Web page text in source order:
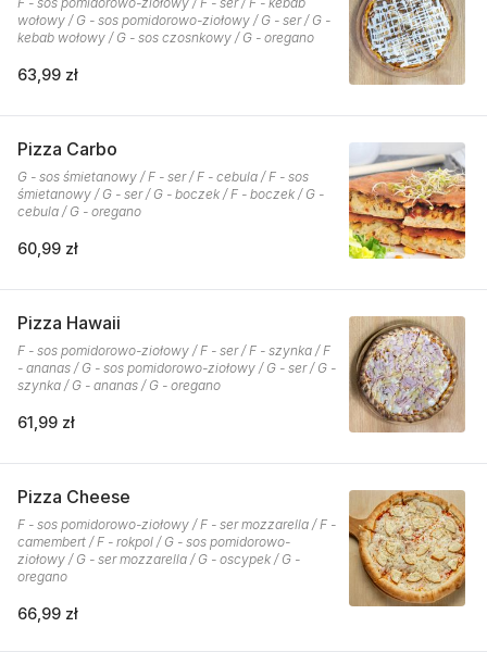
wołowy / G - sos pomidorowo-ziołowy / G - ser / G -
kebab wołowy / G - sos czosnkowy / G - oregano
63,99 zł
Pizza Carbo
G - sos śmietanowy / F - ser / F - cebula / F - sos
śmietanowy / G - ser / G - boczek / F - boczek / G -
cebula / G - oregano
60,99 zł
Pizza Hawaii
F - sos pomidorowo-ziołowy / F - ser / F - szynka / F
- ananas / G - sos pomidorowo-ziołowy / G - ser / G -
szynka / G - ananas / G - oregano
61,99 zł
Pizza Cheese
F - sos pomidorowo-ziołowy / F - ser mozzarella / F -
camembert / F - rokpol / G - sos pomidorowo-
ziołowy / G - ser mozzarella / G - oscypek / G -
oregano
66,99 zł